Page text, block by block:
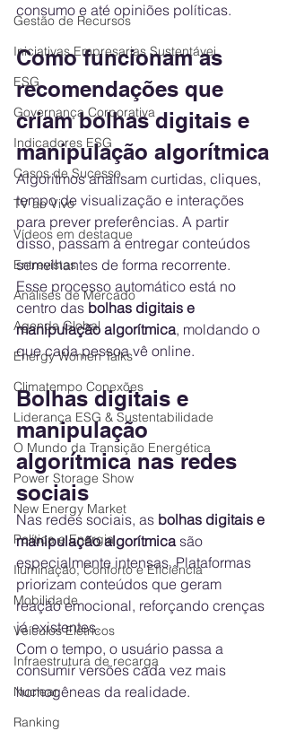
Gestão de Recursos
Iniciativas Empresarias Sustentávei
ESG
Governança Corporativa
Indicadores ESG
Casos de Sucesso
TV ao Vivo
Vídeos em destaque
Entrevistas
Análises de Mercado
Agenda Global
Energy Women Talks
Climatempo Conexões
Liderança ESG & Sustentabilidade
O Mundo da Transição Energética
Power Storage Show
New Energy Market
Política e Energia
Iluminação, Conforto e Eficiência
Mobilidade
Veículos Elétricos
Infraestrutura de recarga
Nuclear
Ranking
consumo e até opiniões políticas.
Como funcionam as
recomendações que
criam bolhas digitais e
manipulação algorítmica
Algoritmos analisam curtidas, cliques,
tempo de visualização e interações
para prever preferências. A partir
disso, passam a entregar conteúdos
semelhantes de forma recorrente.
Esse processo automático está no
centro das bolhas digitais e
manipulação algorítmica, moldando o
que cada pessoa vê online.
Bolhas digitais e
manipulação
algorítmica nas redes
sociais
Nas redes sociais, as bolhas digitais e
manipulação algorítmica são
especialmente intensas. Plataformas
priorizam conteúdos que geram
reação emocional, reforçando crenças
já existentes.
Com o tempo, o usuário passa a
consumir versões cada vez mais
homogêneas da realidade.